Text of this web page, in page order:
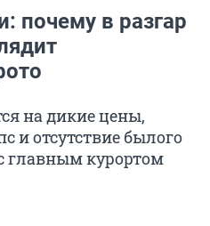
почему в разгар
на дикие цены,
и отсутствие былого
главным курортом